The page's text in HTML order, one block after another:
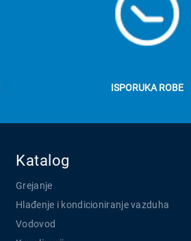
ISPORUKA ROBE
Katalog
Grejanje
Hlađenje i kondicioniranje vazduha
Vodovod